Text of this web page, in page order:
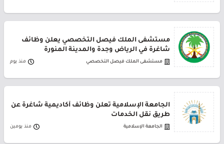
مستشفى الملك فيصل التخصصي يعلن وظائف
شاغرة في الرياض وجدة والمدينة المنورة
مستشفى الملك فيصل التخصصي منذ يوم
الجامعة الإسلامية تعلن وظائف أكاديمية شاغرة عن
طريق نقل الخدمات
الجامعة الإسلامية منذ يومين